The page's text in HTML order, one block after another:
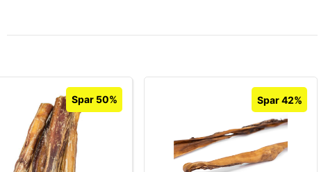
Spar 50% Spar 42%